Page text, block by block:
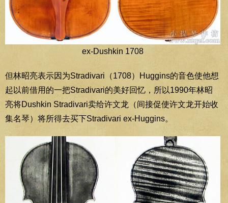
ex-Dushkin 1708
但林昭亮表示因为Stradivari（1708）Huggins的音色使他想
起以前借用的一把Stradivari的美好回忆，所以1990年林昭
亮将Dushkin Stradivari卖给许文龙（间接促使许文龙开始收
集名琴）将所得去买下Stradivari ex-Huggins。